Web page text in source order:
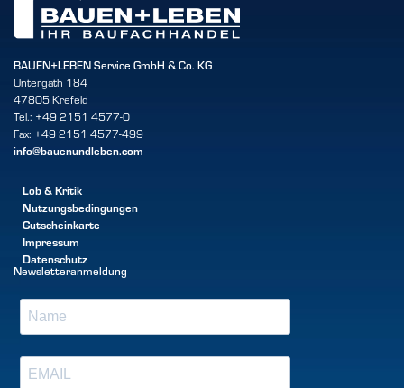
BAUEN+LEBEN Service GmbH & Co. KG
Untergath 184
47805 Krefeld
Tel.: +49 2151 4577-0
Fax: +49 2151 4577-499
info@bauenundleben.com
Lob & Kritik
Nutzungsbedingungen
Gutscheinkarte
Impressum
Datenschutz
Newsletteranmeldung